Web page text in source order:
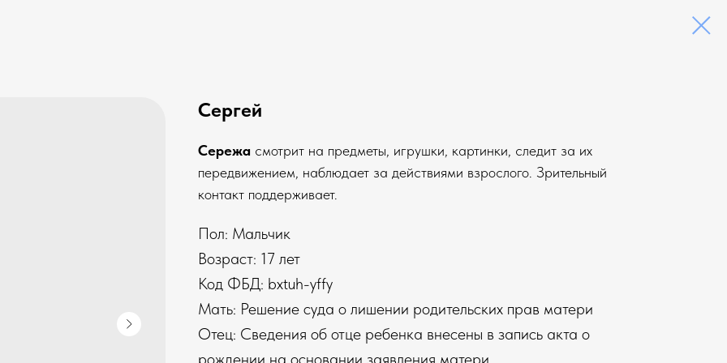
Сергей
Сережа смотрит на предметы, игрушки, картинки, следит за их
передвижением, наблюдает за действиями взрослого. Зрительный
контакт поддерживает.
Пол: Мальчик
Возраст: 17 лет
Код ФБД: bxtuh-yffy
Мать: Решение суда о лишении родительских прав матери
Отец: Сведения об отце ребенка внесены в запись акта о
рождении на основании заявления матери